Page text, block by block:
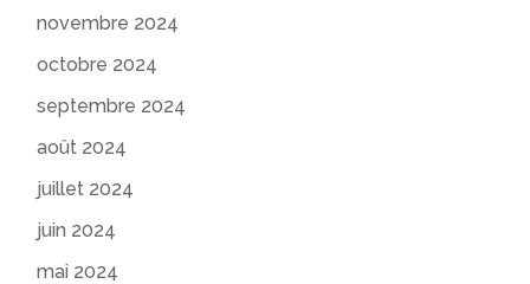
novembre 2024
octobre 2024
septembre 2024
août 2024
juillet 2024
juin 2024
mai 2024